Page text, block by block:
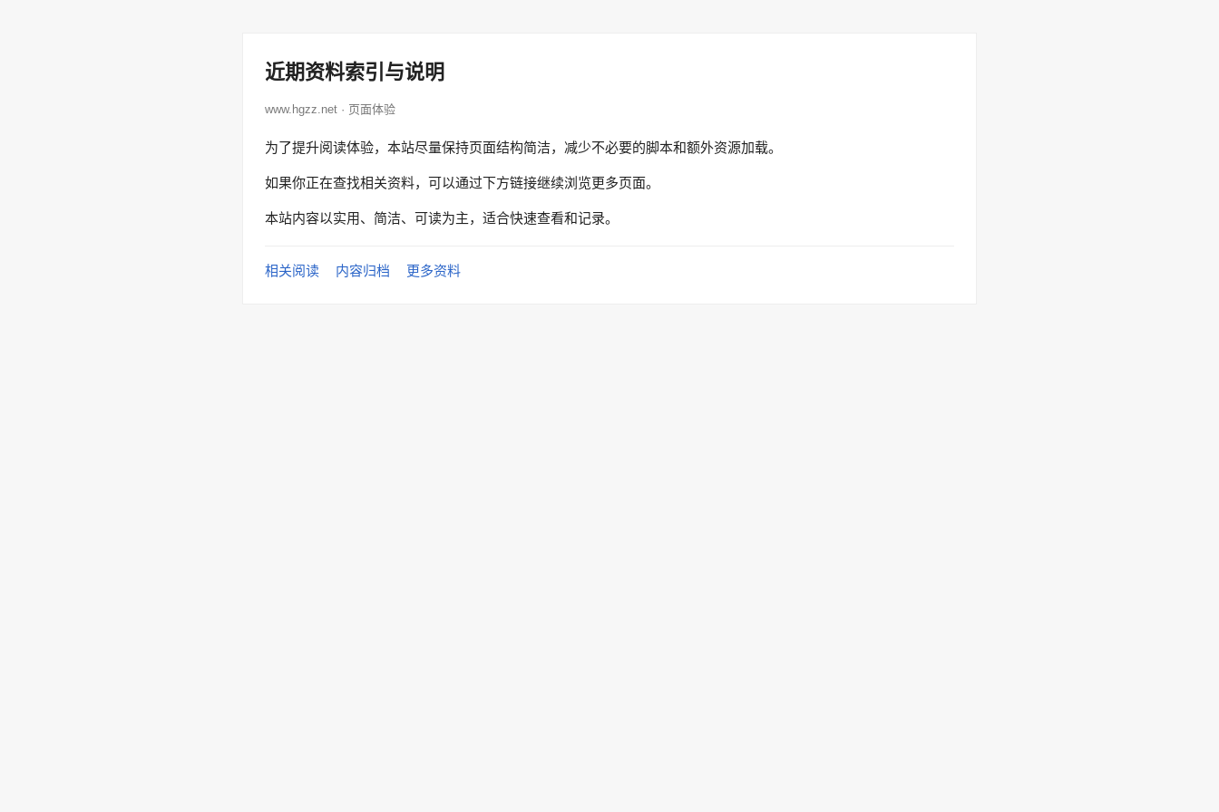
近期资料索引与说明
www.hgzz.net · 页面体验
为了提升阅读体验，本站尽量保持页面结构简洁，减少不必要的脚本和额外资源加载。
如果你正在查找相关资料，可以通过下方链接继续浏览更多页面。
本站内容以实用、简洁、可读为主，适合快速查看和记录。
相关阅读 内容归档 更多资料